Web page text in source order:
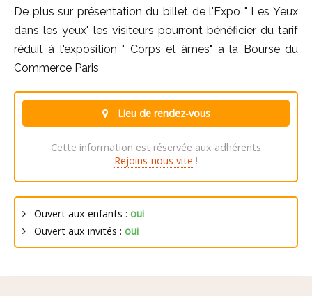
De plus sur présentation du billet de l'Expo " Les Yeux
dans les yeux" les visiteurs pourront bénéficier du tarif
réduit à l'exposition " Corps et âmes" à la Bourse du
Commerce Paris
Lieu de rendez-vous
Cette information est réservée aux adhérents
Rejoins-nous vite !
Ouvert aux enfants : oui
Ouvert aux invités : oui